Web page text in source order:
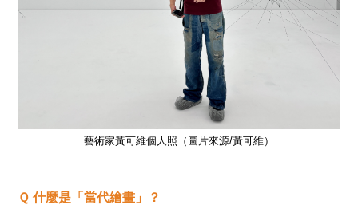
藝術家黃可維個人照（圖片來源/黃可維）
Ｑ 什麼是「當代繪畫」？